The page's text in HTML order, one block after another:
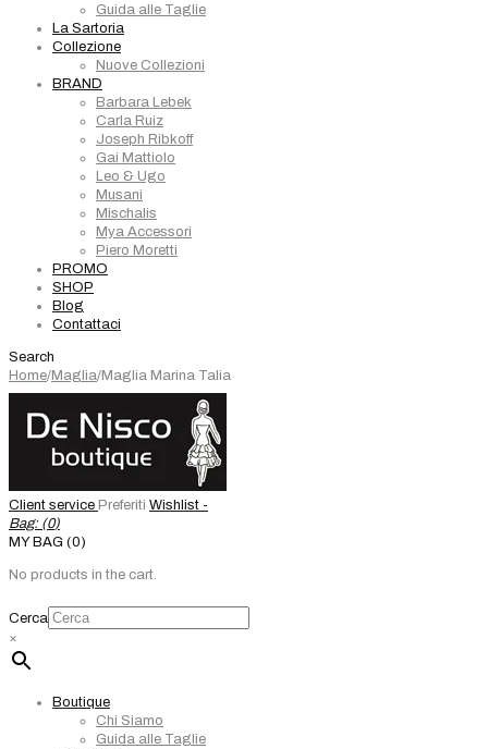
Guida alle Taglie
La Sartoria
Collezione
Nuove Collezioni
BRAND
Barbara Lebek
Carla Ruiz
Joseph Ribkoff
Gai Mattiolo
Leo & Ugo
Musani
Mischalis
Mya Accessori
Piero Moretti
PROMO
SHOP
Blog
Contattaci
Search
Home/Maglia/Maglia Marina Talia
Client service Preferiti Wishlist -
Bag: (0)
MY BAG (0)
No products in the cart.
Cerca
×
Boutique
Chi Siamo
Guida alle Taglie